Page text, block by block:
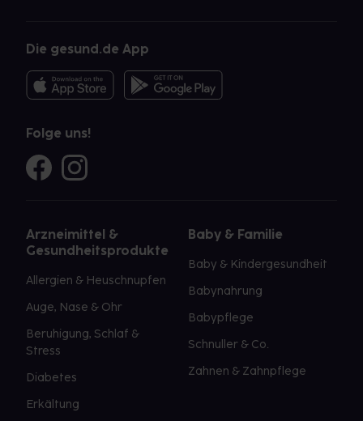
Die gesund.de App
Folge uns!
Arzneimittel &
Gesundheitsprodukte
Allergien & Heuschnupfen
Auge, Nase & Ohr
Beruhigung, Schlaf &
Stress
Diabetes
Erkältung
Baby & Familie
Baby & Kindergesundheit
Babynahrung
Babypflege
Schnuller & Co.
Zahnen & Zahnpflege